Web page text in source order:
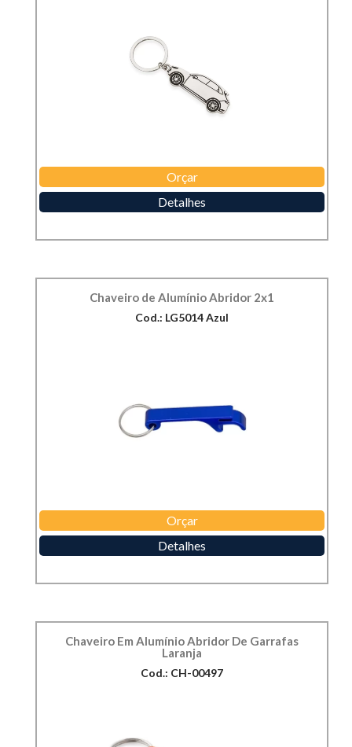
Orçar
Detalhes
Chaveiro de Alumínio Abridor 2x1
Cod.: LG5014 Azul
Orçar
Detalhes
Chaveiro Em Alumínio Abridor De Garrafas
Laranja
Cod.: CH-00497